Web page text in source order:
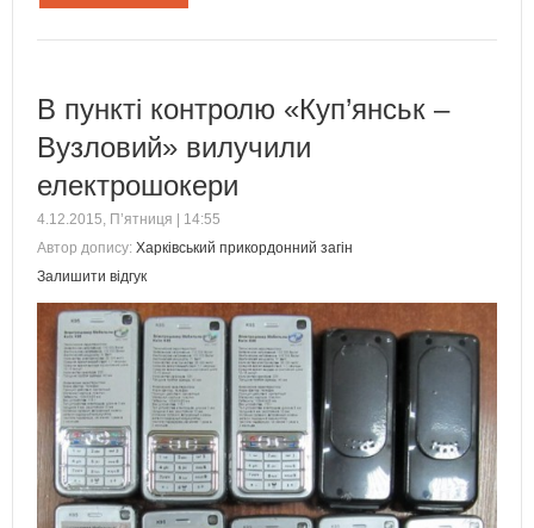
В пункті контролю «Куп’янськ –
Вузловий» вилучили
електрошокери
4.12.2015, П’ятниця | 14:55
Автор допису: Харківський прикордонний загін
Залишити відгук